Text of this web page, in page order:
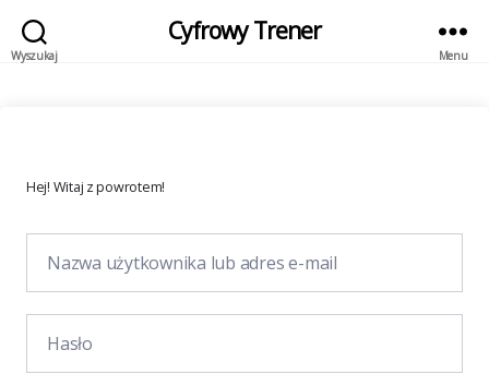
Wyszukaj
Cyfrowy Trener
Menu
Hej! Witaj z powrotem!